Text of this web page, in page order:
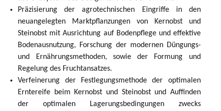
Präzisierung der agrotechnischen Eingriffe in den
neuangelegten Marktpflanzungen von Kernobst und
Steinobst mit Ausrichtung auf Bodenpflege und effektive
Bodenausnutzung, Forschung der modernen Düngungs-
und Ernährungsmethoden, sowie der Formung und
Regelung des Fruchtansatzes.
Verfeinerung der Festlegungsmethode der optimalen
Erntereife beim Kernobst und Steinobst und Auffinden
der optimalen Lagerungsbedingungen zwecks